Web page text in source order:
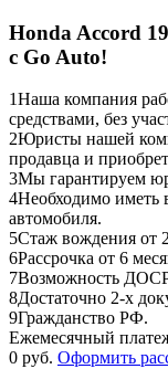
Honda Accord
с Go Auto!
1Наша компания
средствами, без
2Юристы нашей
продавца и
3Мы гарантируем
4Необходимо иметь
автомобиля.
5Стаж вождения от
6Рассрочка от 6
7Возможность
8Достаточно 2-х
9Гражданство РФ.
Ежемесячный
0 руб. Оформить